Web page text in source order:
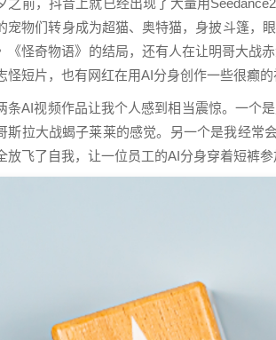
宠物们转身成为超猫、奥特猫，身披斗篷，
《怪奇物语》的结局，还有人在让明哥大战
怪短片，也有网红在用AI分身创作一些很癫的
条AI视频作品让我个人感到相当震惊。一个
斯拉大战蝎子莱莱的感觉。另一个是我经常
放飞了自我，让一位员工的AI分身穿着短裤参